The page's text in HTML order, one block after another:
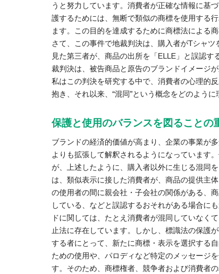
うと努力しています。消費者が正確な情報に基
護するためには、無断で類似の商標を使用する
ます。この目的を達成するために商標法による
さて、この事件で地裁判決は、購入者がTシャ
見た第三者が、商品の出所を「ELLE」と誤認
裁判決は、被告商品と原告のブランドイメージ
私はこの判決を研究する中で、消費者の心理的
抱き、それ以来、“混同”という概念をどのよう
保護と使用のバランスを図ることの
ブランドの経済的価値が高まり、企業の事業が
よりも拡張して解釈されるようになっています
が、上述したように、購入者以外に生じる混同
は、類似表示に接した消費者が、商品の提供主
の使用者の間に親会社・子会社の関係がある、
している、などと誤認するおそれがある場合に
ドに関しては、たとえ消費者が混同していなく
止法に存在しています。しかし、標識法の保護
する者にとって、新たに商標・表示を選択する
ための使用や、パロディなど特定のメッセージ
す。そのため、商標権者、競争者および消費者